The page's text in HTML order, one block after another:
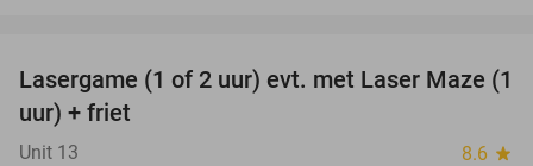
22%
Lasergame (1 of 2 uur) evt. met Laser Maze (1
uur) + friet
Unit 13 8.6 star